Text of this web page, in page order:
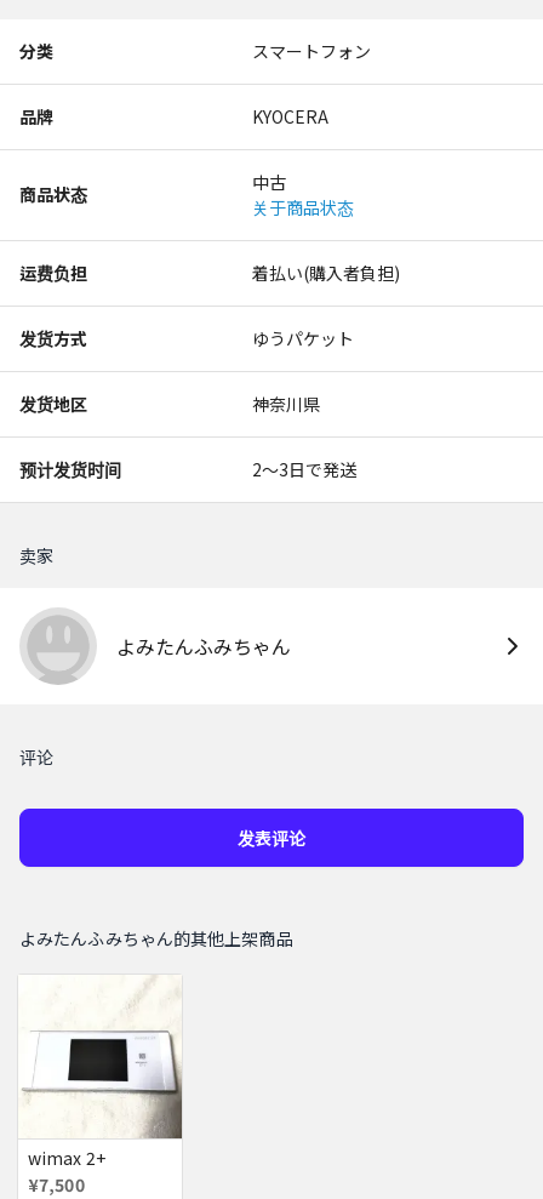
分类 スマートフォン
品牌 KYOCERA
商品状态
中古
关于商品状态
运费负担 着払い(購入者負担)
发货方式 ゆうパケット
发货地区 神奈川県
预计发货时间 2〜3日で発送
卖家
よみたんふみちゃん
评论
发表评论
よみたんふみちゃん的其他上架商品
wimax 2+
¥7,500